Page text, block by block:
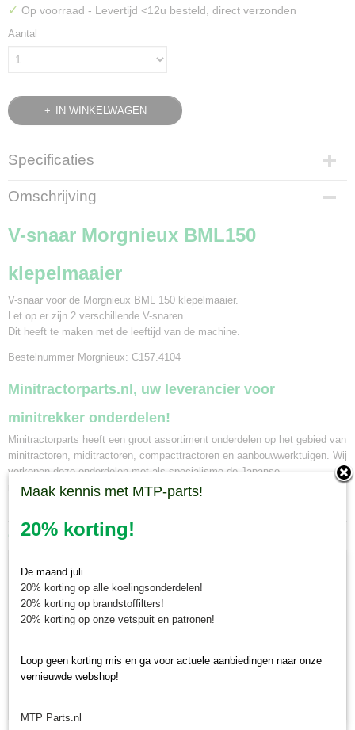
✓ Op voorraad - Levertijd <12u besteld, direct verzonden
Aantal
IN WINKELWAGEN
Specificaties
Bruto gewicht
0,20 Kg
Omschrijving
V-snaar Morgnieux BML150
klepelmaaier
V-snaar voor de Morgnieux BML 150 klepelmaaier.
Let op er zijn 2 verschillende V-snaren.
Dit heeft te maken met de leeftijd van de machine.
Bestelnummer Morgnieux: C157.4104
Minitractorparts.nl, uw leverancier voor
minitrekker onderdelen!
Minitractorparts heeft een groot assortiment onderdelen op het gebied van
minitractoren, miditractoren, compacttractoren en aanbouwwerktuigen. Wij
verkopen deze onderdelen met als specialisme de Japanse
minitractormerken Yanmar, Iseki, Kubota en Shibaura.
Ook interessant
Maak kennis met MTP-parts!
20% korting!
De maand juli
20% korting op alle koelingsonderdelen!
20% korting op brandstoffilters!
20% korting op onze vetspuit en patronen!
Loop geen korting mis en ga voor actuele aanbiedingen naar onze
vernieuwde webshop!
MTP Parts.nl